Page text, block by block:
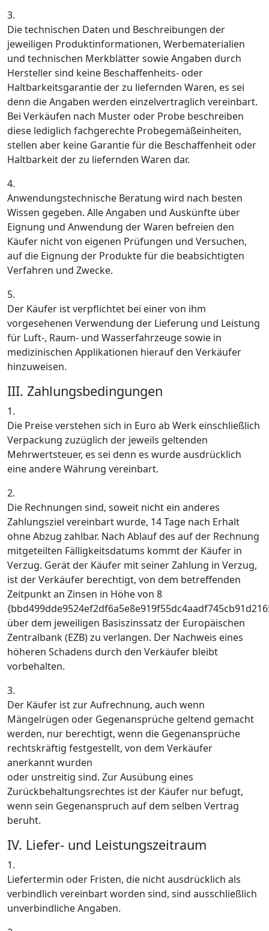
3.
Die technischen Daten und Beschreibungen der
jeweiligen Produktinformationen, Werbematerialien
und technischen Merkblätter sowie Angaben durch
Hersteller sind keine Beschaffenheits- oder
Haltbarkeitsgarantie der zu liefernden Waren, es sei
denn die Angaben werden einzelvertraglich vereinbart.
Bei Verkäufen nach Muster oder Probe beschreiben
diese lediglich fachgerechte Probegemäßeinheiten,
stellen aber keine Garantie für die Beschaffenheit oder
Haltbarkeit der zu liefernden Waren dar.
4.
Anwendungstechnische Beratung wird nach besten
Wissen gegeben. Alle Angaben und Auskünfte über
Eignung und Anwendung der Waren befreien den
Käufer nicht von eigenen Prüfungen und Versuchen,
auf die Eignung der Produkte für die beabsichtigten
Verfahren und Zwecke.
5.
Der Käufer ist verpflichtet bei einer von ihm
vorgesehenen Verwendung der Lieferung und Leistung
für Luft-, Raum- und Wasserfahrzeuge sowie in
medizinischen Applikationen hierauf den Verkäufer
hinzuweisen.
III. Zahlungsbedingungen
1.
Die Preise verstehen sich in Euro ab Werk einschließlich
Verpackung zuzüglich der jeweils geltenden
Mehrwertsteuer, es sei denn es wurde ausdrücklich
eine andere Währung vereinbart.
2.
Die Rechnungen sind, soweit nicht ein anderes
Zahlungsziel vereinbart wurde, 14 Tage nach Erhalt
ohne Abzug zahlbar. Nach Ablauf des auf der Rechnung
mitgeteilten Fälligkeitsdatums kommt der Käufer in
Verzug. Gerät der Käufer mit seiner Zahlung in Verzug,
ist der Verkäufer berechtigt, von dem betreffenden
Zeitpunkt an Zinsen in Höhe von 8
über dem jeweiligen Basiszinssatz der Europäischen
Zentralbank (EZB) zu verlangen. Der Nachweis eines
höheren Schadens durch den Verkäufer bleibt
vorbehalten.
3.
Der Käufer ist zur Aufrechnung, auch wenn
Mängelrügen oder Gegenansprüche geltend gemacht
werden, nur berechtigt, wenn die Gegenansprüche
rechtskräftig festgestellt, von dem Verkäufer
anerkannt wurden
oder unstreitig sind. Zur Ausübung eines
Zurückbehaltungsrechtes ist der Käufer nur befugt,
wenn sein Gegenanspruch auf dem selben Vertrag
beruht.
IV. Liefer- und Leistungszeitraum
1.
Liefertermin oder Fristen, die nicht ausdrücklich als
verbindlich vereinbart worden sind, sind ausschließlich
unverbindliche Angaben.